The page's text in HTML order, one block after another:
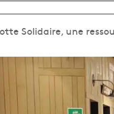
Solidaire, une